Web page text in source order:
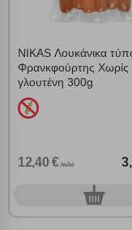
NIKAS Λουκάνικα
Φρανκφούρτης Χωρίς
γλουτένη 300g
12,40 € /κιλό
0τεμ.